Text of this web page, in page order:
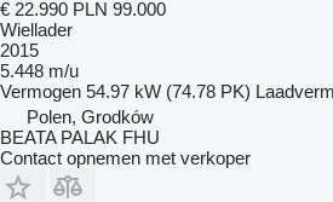
€ 22.990 PLN 99.000
Wiellader
2015
5.448 m/u
Vermogen 54.97 kW (74.78 PK)
Polen, Grodków
BEATA PALAK FHU
Contact opnemen met verkoper